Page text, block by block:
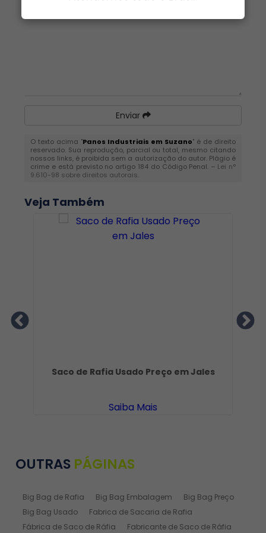
Enviar
O texto acima "Panos Industriais em Suzano" é de direito
reservado. Sua reprodução, parcial ou total, mesmo citando
nossos links, é proibida sem a autorização do autor. Plágio é
crime e está previsto no artigo 184 do Código Penal. – Lei n°
9.610-98 sobre direitos autorais.
Veja Também
Saco de Rafia Usado Preço em Jales
Saiba Mais
OUTRAS PÁGINAS
Big Bag de Rafia Big Bag Embalagem
Big Bag Preço
Big Bag Usado
Fabrica de Sacaria de Rafia
Fábrica de Saco de Ráfia
Fabricante de Saco de Ráfia